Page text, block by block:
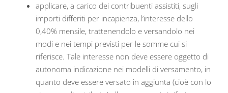
applicare, a carico dei contribuenti assistiti, sugli
importi differiti per incapienza, l’interesse dello
0,40% mensile, trattenendolo e versandolo nei
modi e nei tempi previsti per le somme cui si
riferisce. Tale interesse non deve essere oggetto di
autonoma indicazione nei modelli di versamento, in
quanto deve essere versato in aggiunta (cioè con lo